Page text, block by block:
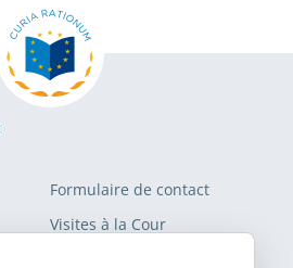
Formulaire de contact
Visites à la Cour